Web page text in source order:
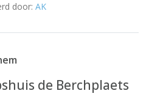
door: AK
de Berchplaets